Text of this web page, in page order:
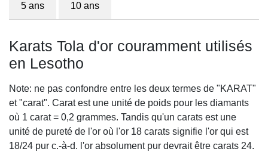
5 ans 10 ans
Karats Tola d'or couramment utilisés
en Lesotho
Note: ne pas confondre entre les deux termes de "KARAT"
et "carat". Carat est une unité de poids pour les diamants
où 1 carat = 0,2 grammes. Tandis qu'un carats est une
unité de pureté de l'or où l'or 18 carats signifie l'or qui est
18/24 pur c.-à-d. l'or absolument pur devrait être carats 24.